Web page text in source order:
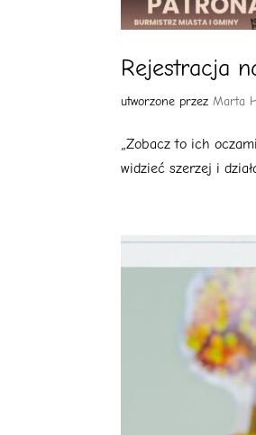
Rejestracja
utworzone przezMarta
„Zobacz to ich
widzieć szerzej i